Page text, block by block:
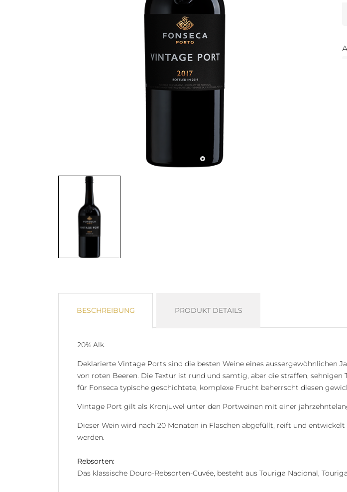
BESCHREIBUNG PRODUKT DETAILS
20% Alk.
Deklarierte Vintage Ports sind die besten Weine eines
von roten Beeren. Die Textur ist rund und samtig, aber die straffen,
für Fonseca typische geschichtete, komplexe Frucht beherrscht diesen
Vintage Port gilt als Kronjuwel unter den Portweinen mit einer
Dieser Wein wird nach 20 Monaten in Flaschen abgefüllt, reift und
werden.
Rebsorten:
Das klassische Douro-Rebsorten-Cuvée, besteht aus Touriga Nacional,